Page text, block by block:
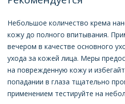
Небольшое количество крема
кожу до полного впитывания.
вечером в качестве основного
ухода за кожей лица. Меры
на поврежденную кожу и
попадании в глаза тщательно
применением тестируйте на